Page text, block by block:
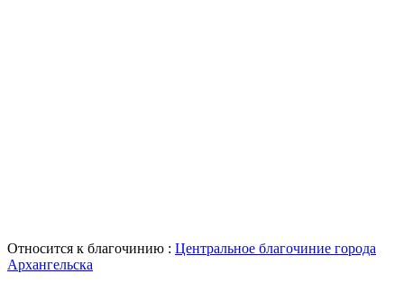
Относится к благочинию : Центральное благочиние города
Архангельска